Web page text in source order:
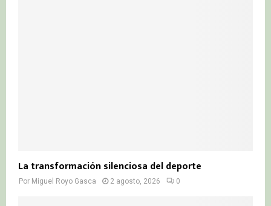
La transformación silenciosa del deporte
Por Miguel Royo Gasca 2 agosto, 2026 0